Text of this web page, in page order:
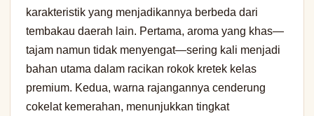
karakteristik yang menjadikannya berbeda dari
tembakau daerah lain. Pertama, aroma yang khas—
tajam namun tidak menyengat—sering kali menjadi
bahan utama dalam racikan rokok kretek kelas
premium. Kedua, warna rajangannya cenderung
cokelat kemerahan, menunjukkan tingkat